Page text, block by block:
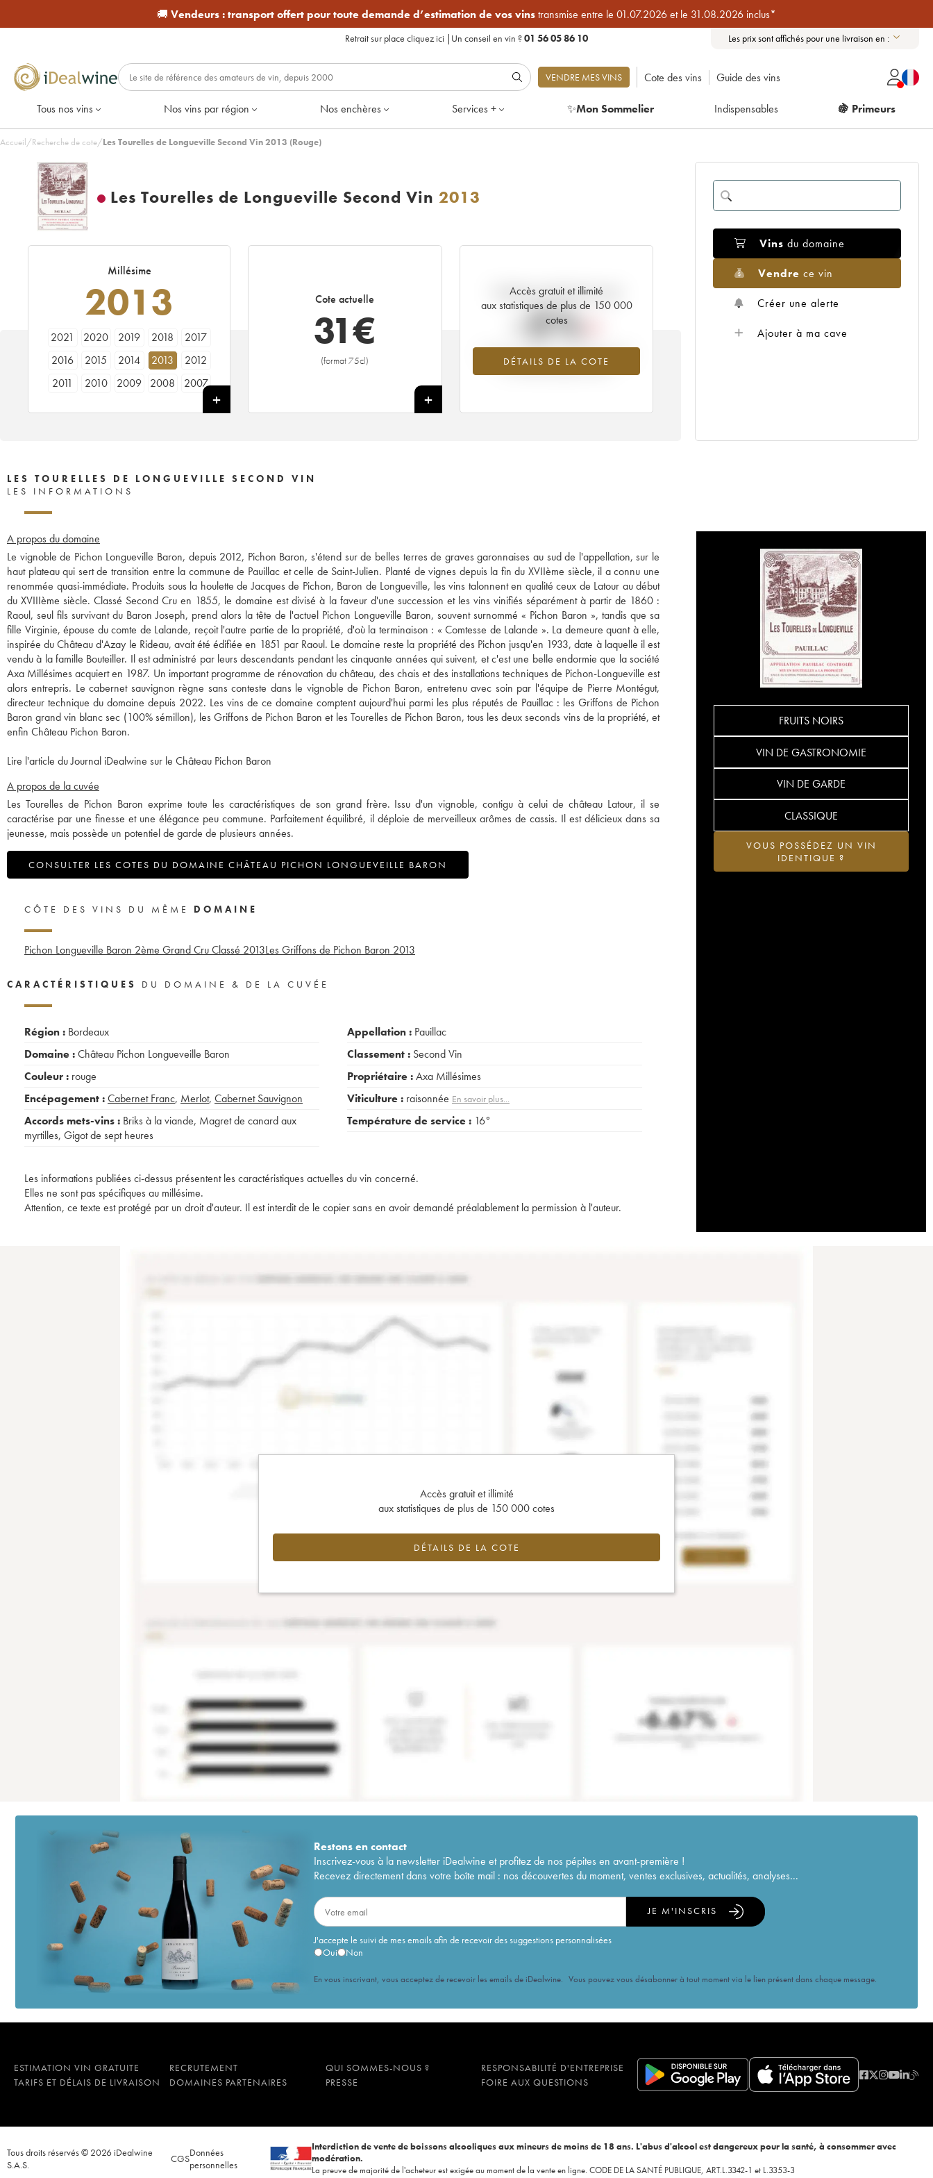
🚚 Vendeurs :transport offert pour toute demande d’estimation de vos vinstransmise entre le 01.07.2026 et le 31.08.2026 inclus*
Retrait sur place cliquez ici | Un conseil en vin ?01 56 05 86 10 Les prix sont affichés pour une livraison en :
VENDRE MES VINS Cote des vins Guide des vins
Tous nos vins Nos vins par région Nos enchères Services + ✨Mon Sommelier Indispensables 🍇 Primeurs
Accueil/Recherche de cote/Les Tourelles de Longueville Second Vin 2013 (Rouge)
Les Tourelles de Longueville Second Vin 2013
Millésime
2013
2021 2020 2019 2018
2017
2016
2015 2014 2013
2012
2011
2010 2009 2008
2007
1990
1989 1988 1987 1986
Cote actuelle
31€
(format 75cl)
+
Accès gratuit et illimité
aux statistiques de plus de 150 000
cotes
DÉTAILS DE LA COTE
Tendance actuelle de la cote
-5%
Tendance à la baisse du millésime 2013
en 2026 par rapport à 2025
Vins du domaine
Vendre ce vin
Créer une alerte
Ajouter à ma cave
LES TOURELLES DE LONGUEVILLE SECOND VIN
LES INFORMATIONS
A propos du domaine
Le vignoble de Pichon Longueville Baron, depuis 2012, Pichon Baron, s'étend sur de belles terres de graves garonnaises au sud de l'appellation, sur le
haut plateau qui sert de transition entre la commune de Pauillac et celle de Saint-Julien. Planté de vignes depuis la fin du XVIIème siècle, il a connu une
renommée quasi-immédiate. Produits sous la houlette de Jacques de Pichon, Baron de Longueville, les vins talonnent en qualité ceux de Latour au début
du XVIIIème siècle. Classé Second Cru en 1855, le domaine est divisé à la faveur d'une succession et les vins vinifiés séparément à partir de 1860 :
Raoul, seul fils survivant du Baron Joseph, prend alors la tête de l'actuel Pichon Longueville Baron, souvent surnommé « Pichon Baron », tandis que sa
fille Virginie, épouse du comte de Lalande, reçoit l'autre partie de la propriété, d'où la terminaison : « Comtesse de Lalande ». La demeure quant à elle,
inspirée du Château d'Azay le Rideau, avait été édifiée en 1851 par Raoul. Le domaine reste la propriété des Pichon jusqu'en 1933, date à laquelle il est
vendu à la famille Bouteiller. Il est administré par leurs descendants pendant les cinquante années qui suivent, et c'est une belle endormie que la société
Axa Millésimes acquiert en 1987. Un important programme de rénovation du château, des chais et des installations techniques de Pichon-Longueville est
alors entrepris. Le cabernet sauvignon règne sans conteste dans le vignoble de Pichon Baron, entretenu avec soin par l'équipe de Pierre Montégut,
directeur technique du domaine depuis 2022. Les vins de ce domaine comptent aujourd'hui parmi les plus réputés de Pauillac : les Griffons de Pichon
Baron grand vin blanc sec (100% sémillon), les Griffons de Pichon Baron et les Tourelles de Pichon Baron, tous les deux seconds vins de la propriété, et
enfin Château Pichon Baron.
Lire l'article du Journal iDealwine sur le Château Pichon Baron
A propos de la cuvée
Les Tourelles de Pichon Baron exprime toute les caractéristiques de son grand frère. Issu d'un vignoble, contigu à celui de château Latour, il se
caractérise par une finesse et une élégance peu commune. Parfaitement équilibré, il déploie de merveilleux arômes de cassis. Il est délicieux dans sa
jeunesse, mais possède un potentiel de garde de plusieurs années.
CONSULTER LES COTES DU DOMAINE CHÂTEAU PICHON LONGUEVEILLE BARON
FRUITS NOIRS
VIN DE GASTRONOMIE
VIN DE GARDE
CLASSIQUE
VOUS POSSÉDEZ UN VIN
IDENTIQUE ?
CÔTE DES VINS DU MÊME DOMAINE
Pichon Longueville Baron 2ème Grand Cru Classé 2013Les Griffons de Pichon Baron 2013
CARACTÉRISTIQUES DU DOMAINE & DE LA CUVÉE
Région : Bordeaux
Domaine :Château Pichon Longueveille Baron
Couleur : rouge
Encépagement :Cabernet Franc, Merlot, Cabernet Sauvignon
Accords mets-vins : Briks à la viande, Magret de canard aux
myrtilles, Gigot de sept heures
Appellation : Pauillac
Classement : Second Vin
Propriétaire :Axa Millésimes
Viticulture : raisonnée En savoir plus...
Température de service : 16°
Les informations publiées ci-dessus présentent les caractéristiques actuelles du vin concerné.
Elles ne sont pas spécifiques au millésime.
Attention, ce texte est protégé par un droit d'auteur. Il est interdit de le copier sans en avoir demandé préalablement la permission à l'auteur.
Accès gratuit et illimité
aux statistiques de plus de 150 000 cotes
DÉTAILS DE LA COTE
Restons encontact
Inscrivez-vous à la newsletter iDealwine et profitez de nos pépites en avant-première !
Recevez directement dans votre boîte mail : nos découvertes du moment, ventes exclusives, actualités, analyses...
J'accepte le suivi de mes emails afin de recevoir des suggestions personnalisées
Oui
Non
JE M'INSCRIS
En vous inscrivant, vous acceptez de recevoir les emails de iDealwine. Vous pouvez vous désabonner à tout moment via le lien présent dans chaque message.
ESTIMATION VIN GRATUITE RECRUTEMENT QUI SOMMES-NOUS ?
RESPONSABILITÉ D'ENTREPRISE
TARIFS ET DÉLAIS DE LIVRAISON
DOMAINES PARTENAIRES PRESSE FOIRE AUX QUESTIONS
Tous droits réservés © 2026 iDealwine
S.A.S.
CGSDonnées
personnelles
Interdiction de vente de boissons alcooliques aux mineurs de moins de 18 ans. L'abus d'alcool est dangereux pour la santé, à consommer avec
modération.
La preuve de majorité de l'acheteur est exigée au moment de la vente en ligne. CODE DE LA SANTÉ PUBLIQUE, ART.L.3342-1 et L.3353-3